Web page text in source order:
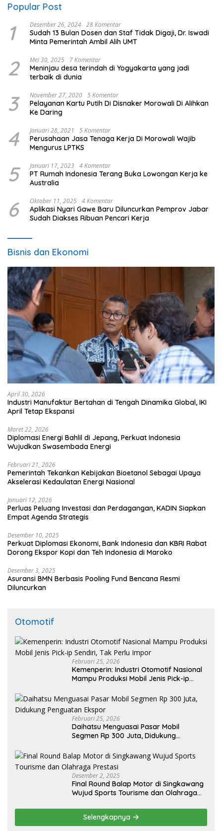
Popular Post
1 Desember 26, 2024 28 Komentar
Sudah 13 Bulan Dosen dan Staf Tidak Digaji, Dr. Iswadi
Minta Pemerintah Ambil Alih UMT
2 Mei 30, 2025 7 Komentar
Meninjau desa terindah di Yogyakarta yang jadi
terbaik di dunia
3 November 27, 2020 5 Komentar
Pelayanan Kartu Putih Di Disnaker Morowali Di Alihkan
Ke Daring
4 Januari 28, 2021 5 Komentar
Perusahaan Jasa Tenaga Kerja Di Morowali Wajib
Mengurus LPTKS
5 Januari 17, 2023 4 Komentar
PT Rumah Indonesia Terang Buka Lowongan Kerja ke
Australia
6 Oktober 11, 2025 4 Komentar
Aplikasi Nyari Gawe Baru Diluncurkan Pemprov Jabar
Sudah Diakses Ribuan Pencari Kerja
Bisnis dan Ekonomi
April 30, 2026
Industri Manufaktur Bertahan di Tengah Dinamika Global, IKI
April Tetap Ekspansi
Maret 22, 2026
Diplomasi Energi Bahlil di Jepang, Perkuat Indonesia
Wujudkan Swasembada Energi
Februari 21, 2026
Pemerintah Tekankan Kebijakan Bioetanol Sebagai Upaya
Akselerasi Kedaulatan Energi Nasional
Januari 12, 2026
Perluas Peluang Investasi dan Perdagangan, KADIN Siapkan
Empat Agenda Strategis
Desember 10, 2025
Perkuat Diplomasi Ekonomi, Bank Indonesia dan KBRI Rabat
Dorong Ekspor Kopi dan Teh Indonesia di Maroko
Desember 3, 2025
Asuransi BMN Berbasis Pooling Fund Bencana Resmi
Diluncurkan
Otomotif
Februari 25, 2026
Kemenperin: Industri Otomotif Nasional
Mampu Produksi Mobil Jenis Pick-ip
Februari 25, 2026
Daihatsu Menguasai Pasar Mobil
Segmen Rp 300 Juta, Didukung
Desember 2, 2025
Final Round Balap Motor di Singkawang
Wujud Sports Tourisme dan Olahraga
Selengkapnya